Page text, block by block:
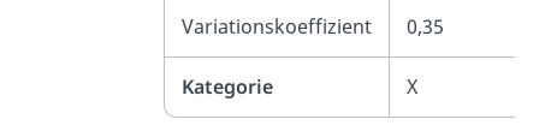
Variationskoeffizient 0,35
Kategorie X